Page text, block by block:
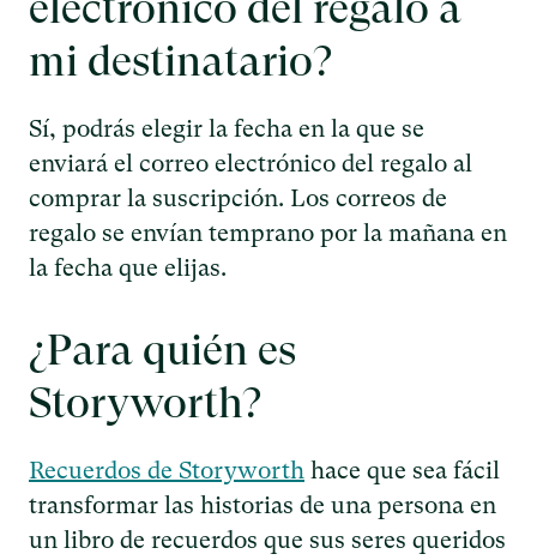
mi destinatario?
Sí, podrás elegir la fecha en la que se
enviará el correo electrónico del regalo al
comprar la suscripción. Los correos de
regalo se envían temprano por la mañana en
la fecha que elijas.
¿Para quién es
Storyworth?
Recuerdos de Storyworth hace que sea fácil
transformar las historias de una persona en
un libro de recuerdos que sus seres queridos